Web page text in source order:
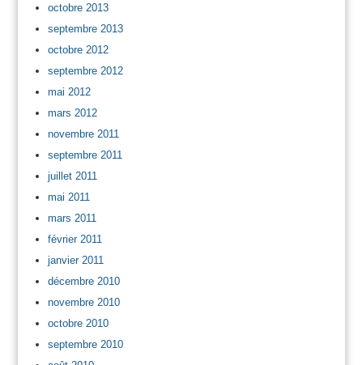
octobre 2013
septembre 2013
octobre 2012
septembre 2012
mai 2012
mars 2012
novembre 2011
septembre 2011
juillet 2011
mai 2011
mars 2011
février 2011
janvier 2011
décembre 2010
novembre 2010
octobre 2010
septembre 2010